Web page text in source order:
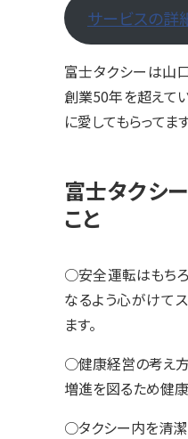
サービスの詳
富士タクシーは山
創業50年を超えて
に愛してもらってます
富士タクシ
こと
○安全運転はもち
なるよう心がけて
ます。
○健康経営の考え
増進を図るため健
○タクシー内を清潔